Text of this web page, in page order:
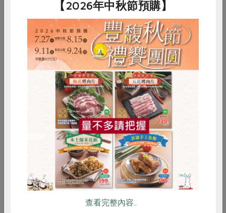
整個牧場的蚊蠅少，無濃烈臭味，住在四方社區的牛群們
整體健康良好，這些條件下，提供了生產高品質鮮乳的極
佳條件。
能安心享用的鮮乳
目前使用HTST殺菌的品牌牛奶並不多，因為使用的溫度
並無法殺滅所有細菌，所以對牧場的牛群健康的要求度較
高，加工時的溫度調節需要比UHT更嚴密管理，能夠堅持
這些條件，又堅持不生產添加色素香料的調味乳，四方乳
品符合了我們的需求，希望這樣的生產者在消費者的支持
下，能穩健經營，持續精進。
什麼是HTST流程？
RPET 食譜 減硝酸鹽
雞蛋 食安 共同購買
【2026年中秋節預購】
查看完整內容..